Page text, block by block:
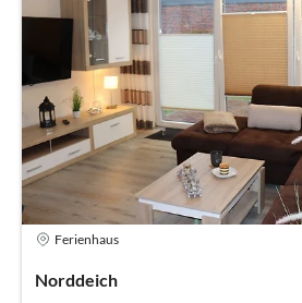
Ferienhaus
Norddeich